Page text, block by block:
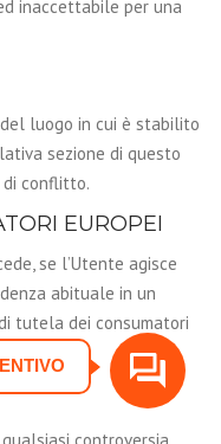
inaccettabile per una
luogo in cui è stabilito
sezione di questo
di conflitto.
EUROPEI
se l’Utente agisce
abituale in un
tutela dei consumatori
di tutela.